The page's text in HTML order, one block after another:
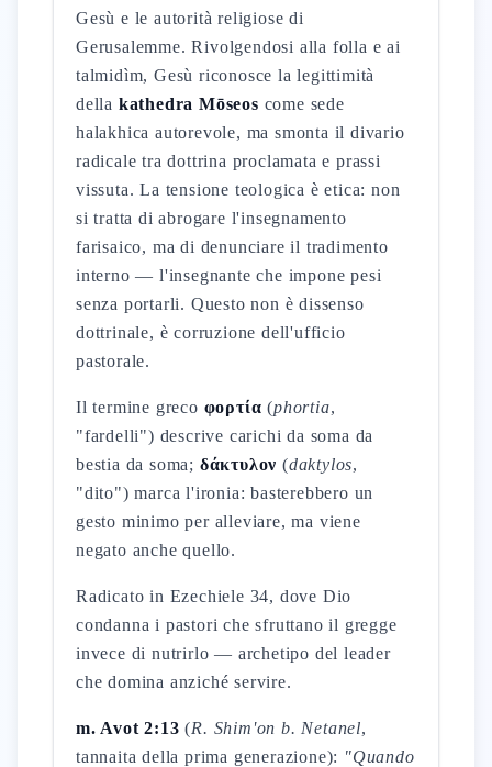
Gesù e le autorità religiose di
Gerusalemme. Rivolgendosi alla folla e ai
talmidìm, Gesù riconosce la legittimità
della kathedra Mōseos come sede
halakhica autorevole, ma smonta il divario
radicale tra dottrina proclamata e prassi
vissuta. La tensione teologica è etica: non
si tratta di abrogare l'insegnamento
farisaico, ma di denunciare il tradimento
interno — l'insegnante che impone pesi
senza portarli. Questo non è dissenso
dottrinale, è corruzione dell'ufficio
pastorale.
Il termine greco φορτία (phortia,
"fardelli") descrive carichi da soma da
bestia da soma; δάκτυλον (daktylos,
"dito") marca l'ironia: basterebbero un
gesto minimo per alleviare, ma viene
negato anche quello.
Radicato in Ezechiele 34, dove Dio
condanna i pastori che sfruttano il gregge
invece di nutrirlo — archetipo del leader
che domina anziché servire.
m. Avot 2:13 (R. Shim'on b. Netanel,
tannaita della prima generazione): "Quando